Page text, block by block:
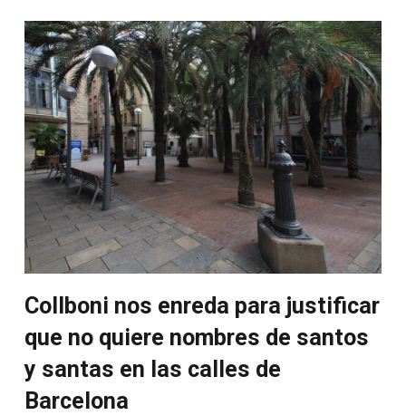
Collboni nos enreda para justificar
que no quiere nombres de santos
y santas en las calles de
Barcelona